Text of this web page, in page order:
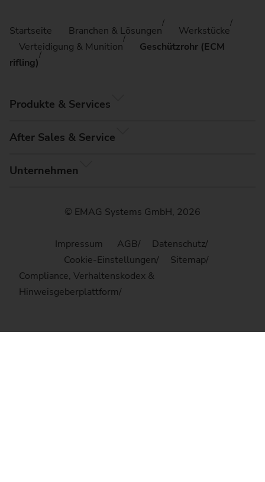
Startseite Branchen & Lösungen
Werkstücke
Verteidigung & Munition
Geschützrohr (ECM
rifling)
Produkte & Services
After Sales & Service
Unternehmen
© EMAG Systems GmbH, 2026
Impressum AGB
Datenschutz
Cookie-Einstellungen
Sitemap
Compliance, Verhaltenskodex &
Hinweisgeberplattform